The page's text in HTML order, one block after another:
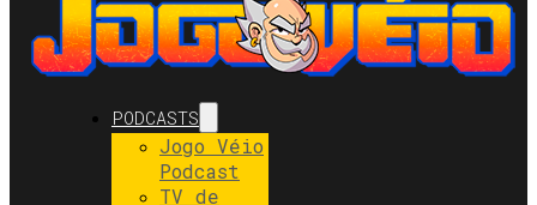
PODCASTS
Jogo Véio
Podcast
TV de